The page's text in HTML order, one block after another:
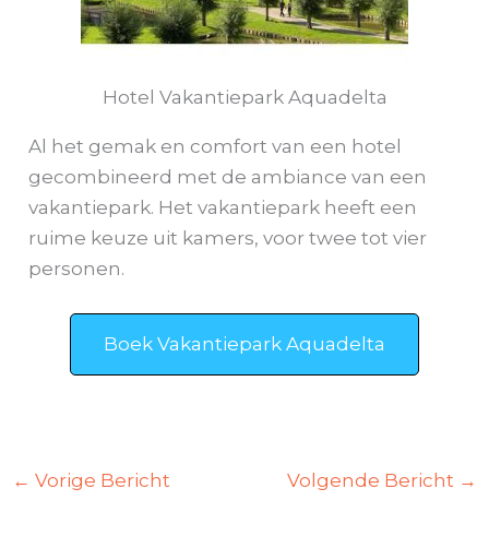
Hotel Vakantiepark Aquadelta
Al het gemak en comfort van een hotel
gecombineerd met de ambiance van een
vakantiepark. Het vakantiepark heeft een
ruime keuze uit kamers, voor twee tot vier
personen.
Boek Vakantiepark Aquadelta
← Vorige Bericht Volgende Bericht →